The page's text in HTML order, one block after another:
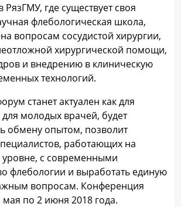
где существует своя
флебологическая школа,
вопросам сосудистой хирургии,
хирургической помощи,
и внедрению в клиническую
технологий.
станет актуален как для
молодых врачей, будет
обмену опытом, позволит
работающих на
с современными
флебологии и выработать единую
вопросам. Конференция
мая по 2 июня 2018 года.